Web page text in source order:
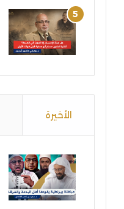
الأخيرة